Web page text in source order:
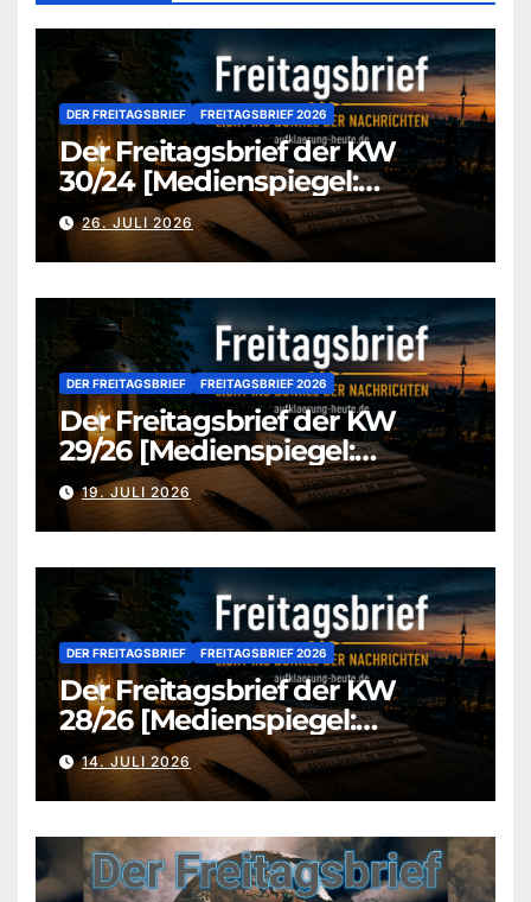
DER FREITAGSBRIEF FREITAGSBRIEF 2026
Der Freitagsbrief der KW
30/24 [Medienspiegel:
aufklaerung-heute-de]
26. JULI 2026
DER FREITAGSBRIEF FREITAGSBRIEF 2026
Der Freitagsbrief der KW
29/26 [Medienspiegel:
aufklaerung-heute.de]
19. JULI 2026
DER FREITAGSBRIEF FREITAGSBRIEF 2026
Der Freitagsbrief der KW
28/26 [Medienspiegel:
aufklaerung-heute.de]
14. JULI 2026